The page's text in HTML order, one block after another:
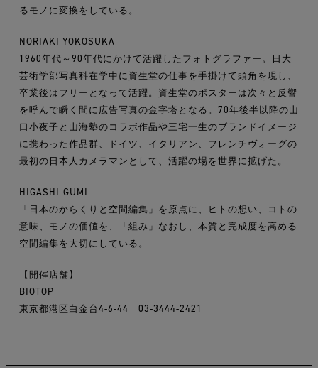
るモノに変換をしている。
NORIAKI YOKOSUKA
1960年代～90年代にかけて活躍したフォトグラファー。日大
芸術学部写真科在学中に資生堂の仕事を手掛けて頭角を現し、
卒業後はフリーとなって活躍。資生堂のポスターは次々と反響
を呼んで瞬く間に広告写真の金字塔となる。70年後半以降の山
口小夜子と山海塾のコラボ作品や三宅一生のブランドイメージ
に携わった作品群、ドイツ、イタリアン、フレンチヴォーグの
最初の日本人カメラマンとして、活躍の場を世界に拡げた。
HIGASHI-GUMI
「日本のからくりと空間編集」を原点に、ヒトの想い、コトの
意味、モノの価値を、「組み」なおし、本質と完成度を高める
空間編集を大切にしている。
【開催店舗】
BIOTOP
東京都港区白金台4-6-44 03-3444-2421